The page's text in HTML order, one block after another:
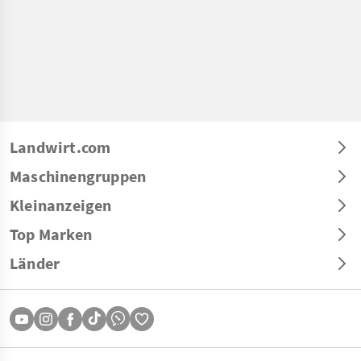
Landwirt.com
Maschinengruppen
Kleinanzeigen
Top Marken
Länder